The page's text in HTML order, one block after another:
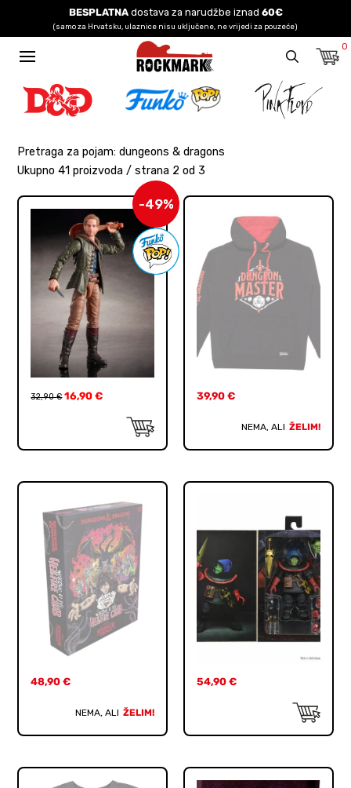
BESPLATNAdostava za narudžbe iznad 60€
(samo za Hrvatsku, ulaznice nisu uključene, ne vrijedi za pouzeće)
0
Pretraga za pojam: dungeons & dragons
Ukupno 41 proizvoda / strana 2 od 3
-49%
32,90€ 16,90€ 39,90 €
NEMA, ALI ŽELIM!
48,90€
NEMA, ALI ŽELIM!
54,90 €